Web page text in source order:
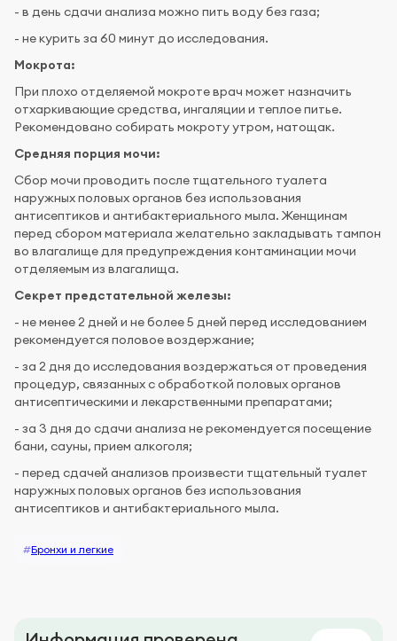
- в день сдачи анализа можно пить воду без газа;
- не курить за 60 минут до исследования.
Мокрота:
При плохо отделяемой мокроте врач может назначить
отхаркивающие средства, ингаляции и теплое питье.
Рекомендовано собирать мокроту утром, натощак.
Средняя порция мочи:
Сбор мочи проводить после тщательного туалета
наружных половых органов без использования
антисептиков и антибактериального мыла. Женщинам
перед сбором материала желательно закладывать тампон
во влагалище для предупреждения контаминации мочи
отделяемым из влагалища.
Секрет предстательной железы:
- не менее 2 дней и не более 5 дней перед исследованием
рекомендуется половое воздержание;
- за 2 дня до исследования воздержаться от проведения
процедур, связанных с обработкой половых органов
антисептическими и лекарственными препаратами;
- за 3 дня до сдачи анализа не рекомендуется посещение
бани, сауны, прием алкоголя;
- перед сдачей анализов произвести тщательный туалет
наружных половых органов без использования
антисептиков и антибактериального мыла.
#Бронхи и легкие